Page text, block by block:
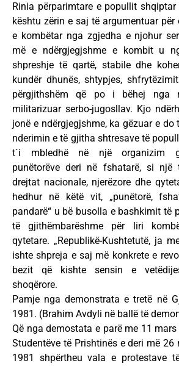
Rinia përparimtare e popullit
kështu zërin e saj të argumentuar
e kombëtar nga zgjedha e njohur
më e ndërgjegjshme e kombit u
shpreshje të qartë, stabile dhe
kundër dhunës, shtypjes,
përgjithshëm që po i bëhej nga
militarizuar serbo-jugosllav. Kjo
jonë e ndërgjegjshme, ka gëzuar e do
nderimin e të gjitha shtresave të
t`i mbledhë në një organizim
punëtorëve deri në fshatarë, si një
drejtat nacionale, njerëzore dhe
hedhur në këtë vit, „punëtorë,
pandarë“ u bë busolla e bashkimit të
të gjithëmbarëshme për liri
qytetare. „Republikë-Kushtetutë, ja
ishte shpreja e saj më konkrete e
bezit që kishte sensin e
shoqërore.
Pamje nga demonstrata e tretë në
1981. (Brahim Avdyli në ballë të
Që nga demostata e parë me 11
Studentëve të Prishtinës e deri më 26
1981 shpërtheu vala e protestave